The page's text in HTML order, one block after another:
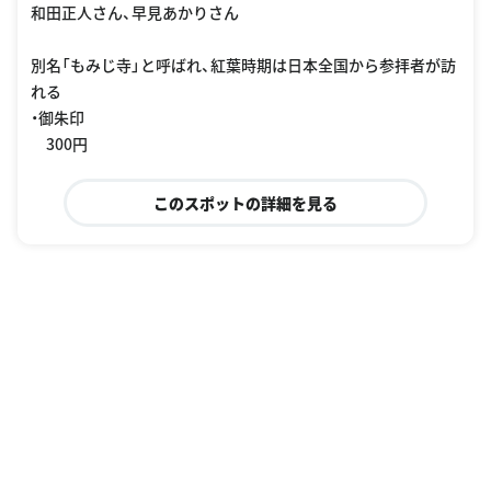
和田正人さん、早見あかりさん
別名「もみじ寺」と呼ばれ、紅葉時期は日本全国から参拝者が訪
れる
・御朱印
300円
このスポットの詳細を見る